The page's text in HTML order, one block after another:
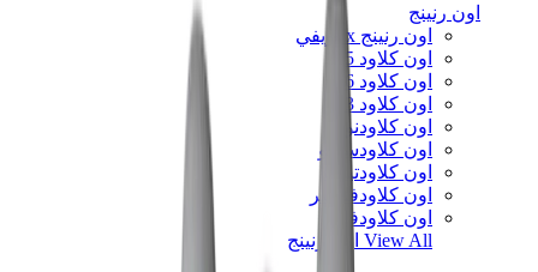
اون رنينج
اون رنينج x لويفي
اون كلاود 5
اون كلاود 6
اون كلاود x 3
اون كلاودنوفا
اون كلاودسولو
اون كلاودتيلت
اون كلاودفنتشر
اون كلاودفلو
View All اون رنينج